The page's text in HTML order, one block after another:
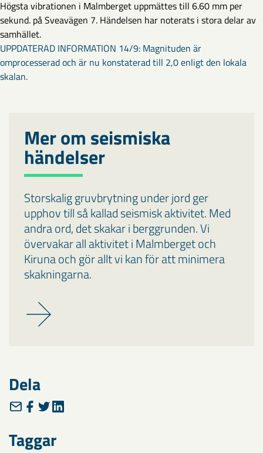
Högsta vibrationen i Malmberget uppmättes till 6.60 mm per
sekund. på Sveavägen 7. ​Händelsen har noterats i stora delar av
samhället.
UPPDATERAD INFORMATION 14/9: Magnituden är
omprocesserad och är nu konstaterad till 2,0 enligt den lokala
skalan.
Mer om seismiska
händelser
Storskalig gruvbrytning under jord ger
upphov till så kallad seismisk aktivitet. Med
andra ord, det skakar i berggrunden. Vi
övervakar all aktivitet i Malmberget och
Kiruna och gör allt vi kan för att minimera
skakningarna.
Dela
Taggar